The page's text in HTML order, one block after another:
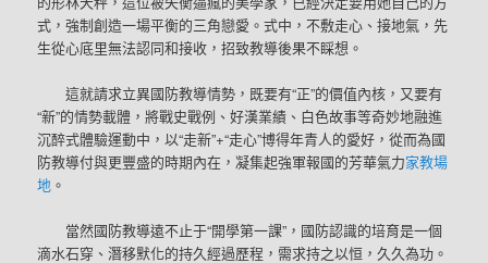
式，強制創造一場平衡的三角戀愛。式中，不敷走心、接地氣，先
生從心底里無法認同和接收，招致教導後果不睬想。
這就請求立異國防教導情勢，既要有“正”的價值內核，又要有
“新”的情勢載體，將戰史戰例、好漢業績、白色故事等奇妙地融進
沉醉式體驗運動中，以“走新”+“走心”博得年青人的愛好，從而為國
防教導付與更豐盛的時期內在，凝集起強軍報國的芳華氣力家教場
地 。
當然國防教導遠不止于“開學第一課”，國防認識的培育是一個
滴水石穿、潛移默化的持久經過歷程，需求持之以恒，久久為功。